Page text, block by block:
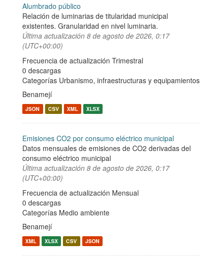
Alumbrado público
Relación de luminarias de titularidad municipal
existentes. Granularidad en nivel luminaria.
Última actualización 8 de agosto de 2026, 0:17
(UTC+00:00)
Frecuencia de actualización Trimestral
0 descargas
Categorías Urbanismo, infraestructuras y equipamientos
Benamejí
JSON CSV XML XLSX
Emisiones CO2 por consumo eléctrico municipal
Datos mensuales de emisiones de CO2 derivadas del
consumo eléctrico municipal
Última actualización 8 de agosto de 2026, 0:17
(UTC+00:00)
Frecuencia de actualización Mensual
0 descargas
Categorías Medio ambiente
Benamejí
XML XLSX CSV JSON